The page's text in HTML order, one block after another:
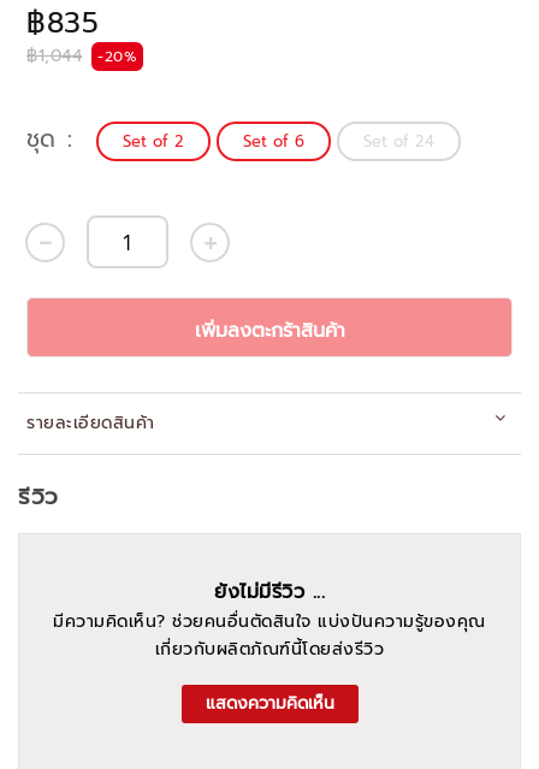
฿835
฿1,044 -20%
ชุด Set of 2 Set of 6 Set of 24
เพิ่มลงตะกร้าสินค้า
รายละเอียดสินค้า
รีวิว
ยังไม่มีรีวิว ...
มีความคิดเห็น? ช่วยคนอื่นตัดสินใจ แบ่งปันความรู้ของคุณ
เกี่ยวกับผลิตภัณฑ์นี้โดยส่งรีวิว
แสดงความคิดเห็น